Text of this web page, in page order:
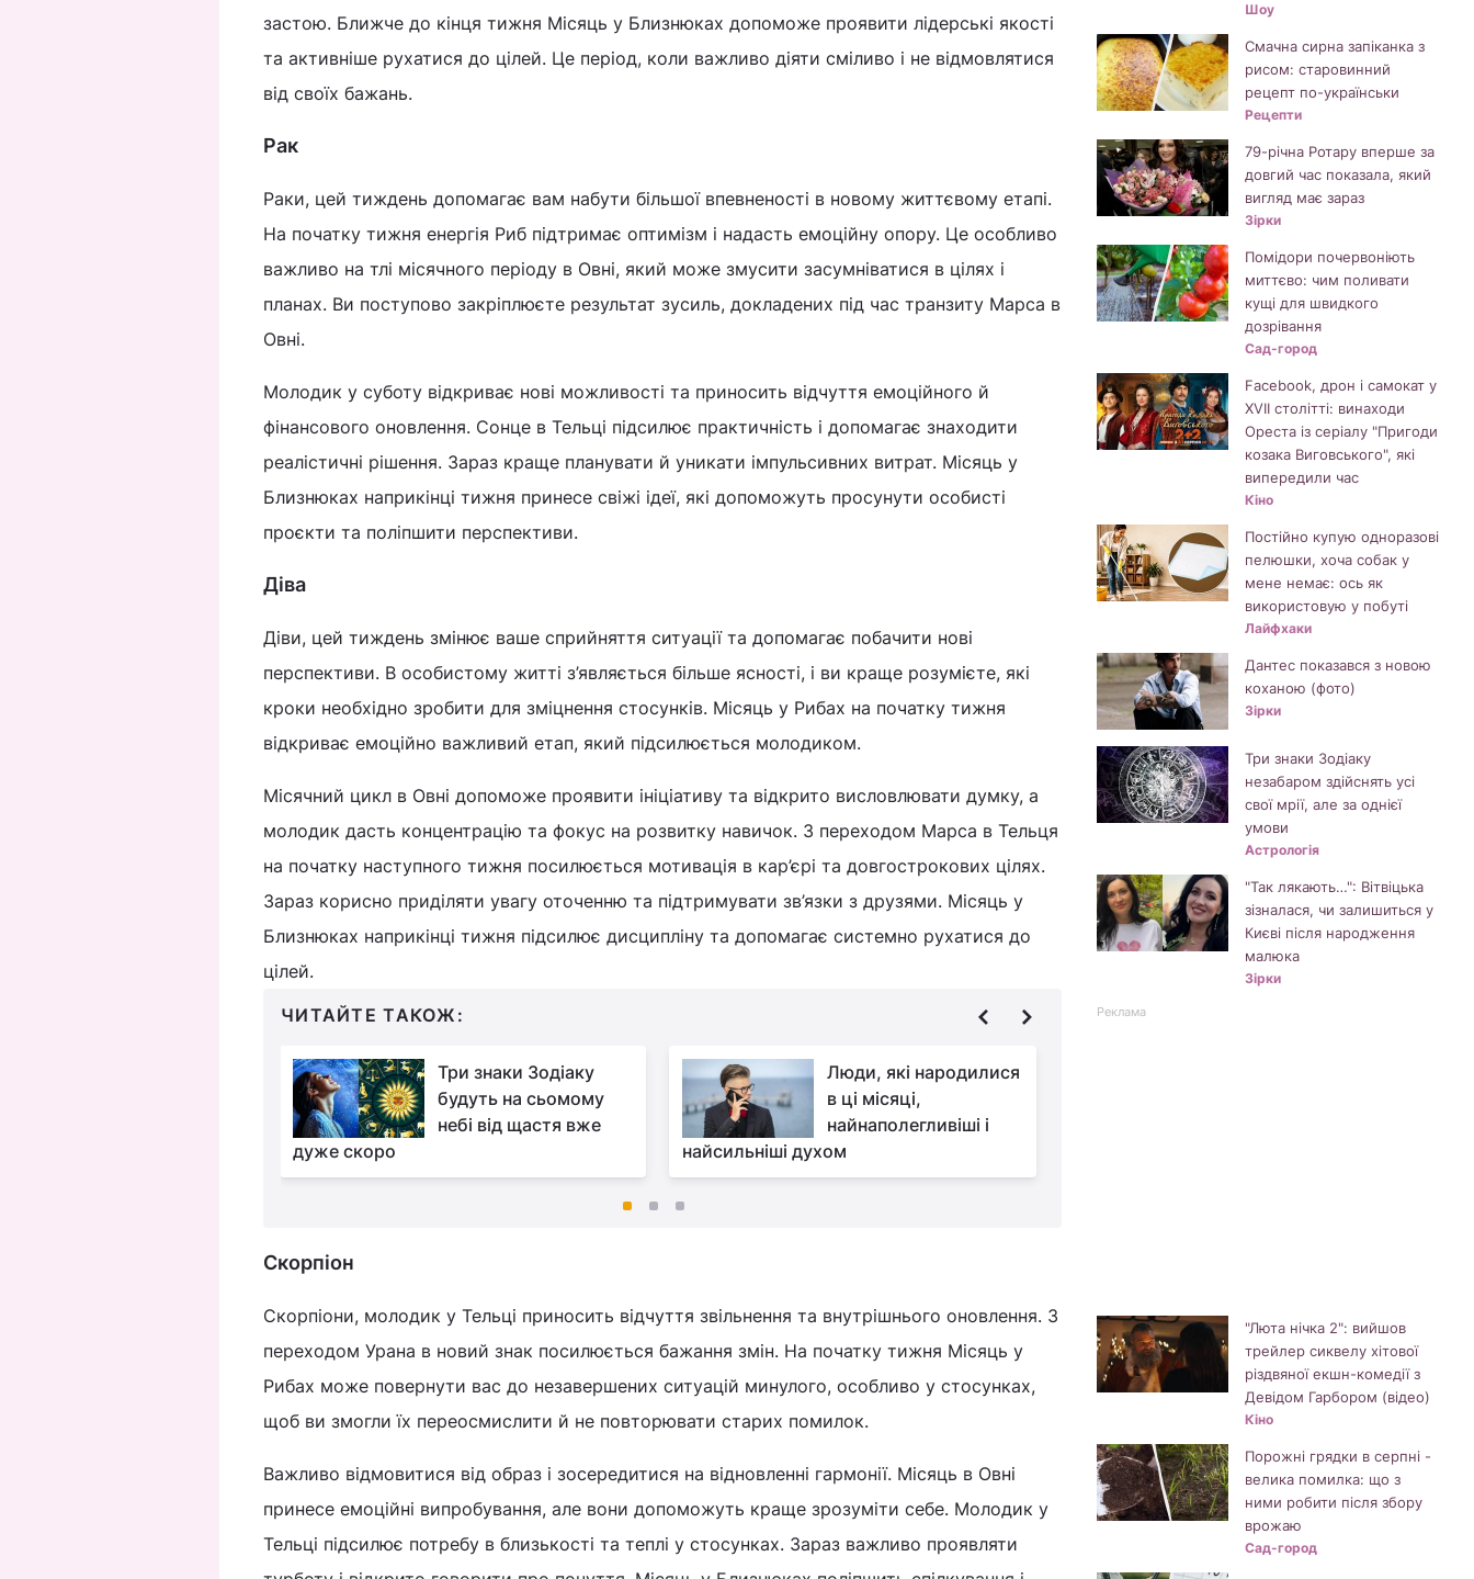
застою. Ближче до кінця тижня Місяць у Близнюках допоможе проявити лідерські якості
та активніше рухатися до цілей. Це період, коли важливо діяти сміливо і не відмовлятися
від своїх бажань.
Рак
Раки, цей тиждень допомагає вам набути більшої впевненості в новому життєвому етапі.
На початку тижня енергія Риб підтримає оптимізм і надасть емоційну опору. Це особливо
важливо на тлі місячного періоду в Овні, який може змусити засумніватися в цілях і
планах. Ви поступово закріплюєте результат зусиль, докладених під час транзиту Марса в
Овні.
Молодик у суботу відкриває нові можливості та приносить відчуття емоційного й
фінансового оновлення. Сонце в Тельці підсилює практичність і допомагає знаходити
реалістичні рішення. Зараз краще планувати й уникати імпульсивних витрат. Місяць у
Близнюках наприкінці тижня принесе свіжі ідеї, які допоможуть просунути особисті
проєкти та поліпшити перспективи.
Діва
Діви, цей тиждень змінює ваше сприйняття ситуації та допомагає побачити нові
перспективи. В особистому житті з’являється більше ясності, і ви краще розумієте, які
кроки необхідно зробити для зміцнення стосунків. Місяць у Рибах на початку тижня
відкриває емоційно важливий етап, який підсилюється молодиком.
Місячний цикл в Овні допоможе проявити ініціативу та відкрито висловлювати думку, а
молодик дасть концентрацію та фокус на розвитку навичок. З переходом Марса в Тельця
на початку наступного тижня посилюється мотивація в кар’єрі та довгострокових цілях.
Зараз корисно приділяти увагу оточенню та підтримувати зв’язки з друзями. Місяць у
Близнюках наприкінці тижня підсилює дисципліну та допомагає системно рухатися до
цілей.
ЧИТАЙТЕ ТАКОЖ:
Три знаки Зодіаку
будуть на сьомому
небі від щастя вже
дуже скоро
Люди, які народилися
в ці місяці,
найнаполегливіші і
найсильніші духом
Скорпіон
Скорпіони, молодик у Тельці приносить відчуття звільнення та внутрішнього оновлення. З
переходом Урана в новий знак посилюється бажання змін. На початку тижня Місяць у
Рибах може повернути вас до незавершених ситуацій минулого, особливо у стосунках,
щоб ви змогли їх переосмислити й не повторювати старих помилок.
Важливо відмовитися від образ і зосередитися на відновленні гармонії. Місяць в Овні
принесе емоційні випробування, але вони допоможуть краще зрозуміти себе. Молодик у
Тельці підсилює потребу в близькості та теплі у стосунках. Зараз важливо проявляти
Шоу
Смачна сирна запіканка з
рисом: старовинний
рецепт по-українськи
Рецепти
79-річна Ротару вперше за
довгий час показала, який
вигляд має зараз
Зірки
Помідори почервоніють
миттєво: чим поливати
кущі для швидкого
дозрівання
Сад-город
Facebook, дрон і самокат у
XVII столітті: винаходи
Ореста із серіалу "Пригоди
козака Виговського", які
випередили час
Кіно
Постійно купую одноразові
пелюшки, хоча собак у
мене немає: ось як
використовую у побуті
Лайфхаки
Дантес показався з новою
коханою (фото)
Зірки
Три знаки Зодіаку
незабаром здійснять усі
свої мрії, але за однієї
умови
Астрологія
"Так лякають…": Вітвіцька
зізналася, чи залишиться у
Києві після народження
малюка
Зірки
Реклама
"Люта нічка 2": вийшов
трейлер сиквелу хітової
різдвяної екшн-комедії з
Девідом Гарбором (відео)
Кіно
Порожні грядки в серпні -
велика помилка: що з
ними робити після збору
врожаю
Сад-город